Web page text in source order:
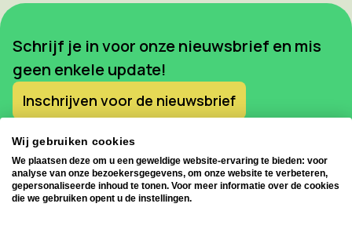
Schrijf je in voor onze nieuwsbrief en mis
geen enkele update!
Inschrijven voor de nieuwsbrief
Wij gebruiken cookies
We plaatsen deze om u een geweldige website-ervaring te bieden: voor
analyse van onze bezoekersgegevens, om onze website te verbeteren,
gepersonaliseerde inhoud te tonen. Voor meer informatie over de cookies
die we gebruiken opent u de instellingen.